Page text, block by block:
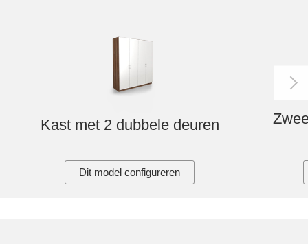
Kast met 2 dubbele deuren
Dit model configureren